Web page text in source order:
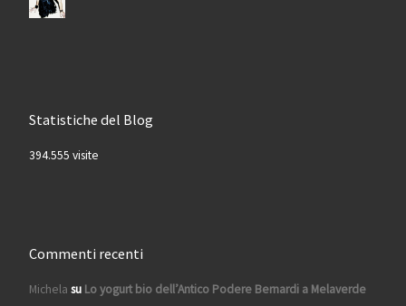
Statistiche del Blog
394.555 visite
Commenti recenti
Michela su Lo yogurt bio dell’Antico Podere Bernardi a Melaverde